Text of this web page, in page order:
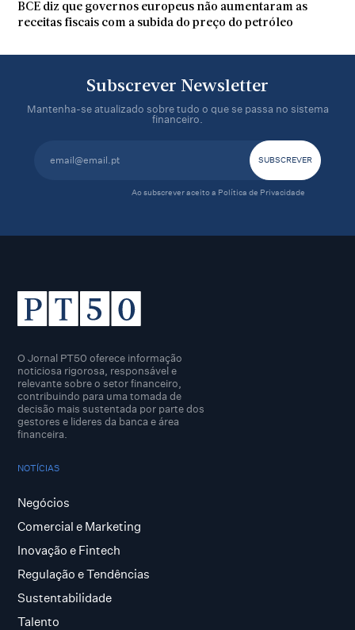
BCE diz que governos europeus não aumentaram as
receitas fiscais com a subida do preço do petróleo
Subscrever Newsletter
Mantenha-se atualizado sobre tudo o que se passa no sistema
financeiro.
Ao subscrever aceito a Política de Privacidade
O Jornal PT50 oferece informação
noticiosa rigorosa, responsável e
relevante sobre o setor financeiro,
contribuindo para uma tomada de
decisão mais sustentada por parte dos
gestores e lideres da banca e área
financeira.
NOTÍCIAS
Negócios
Comercial e Marketing
Inovação e Fintech
Regulação e Tendências
Sustentabilidade
Talento